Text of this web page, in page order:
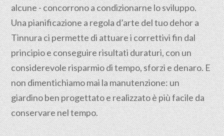
alcune - concorrono a condizionarne lo sviluppo.
Una pianificazione a regola d’arte del tuo dehor a
Tinnura ci permette di attuare i correttivi fin dal
principio e conseguire risultati duraturi, con un
considerevole risparmio di tempo, sforzi e denaro. E
non dimentichiamo mai la manutenzione: un
giardino ben progettato e realizzato è più facile da
conservare nel tempo.